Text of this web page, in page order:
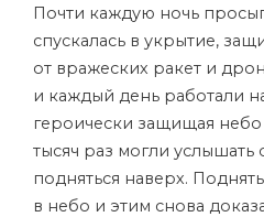
Почти каждую ночь
спускалась в укрытие,
от вражеских ракет и
и каждый день работали
героически защищая
тысяч раз могли услышать
подняться наверх.
в небо и этим снова